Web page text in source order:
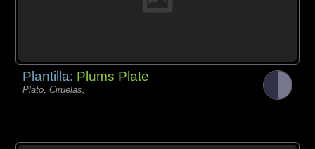
Plantilla: Plums Plate
Plato, Ciruelas,